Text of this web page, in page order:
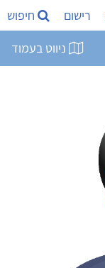
רישום חיפוש
ניווט בעמוד